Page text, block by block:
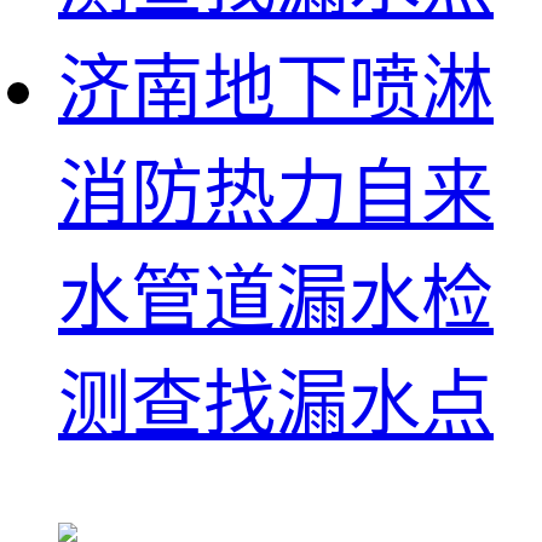
济南地下喷淋
消防热力自来
水管道漏水检
测查找漏水点